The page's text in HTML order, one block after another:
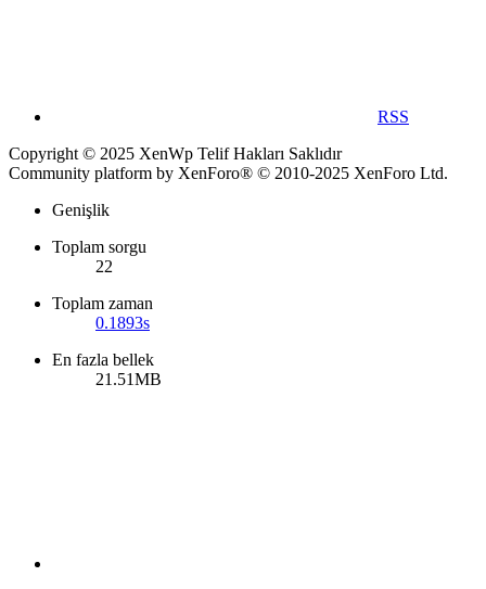
RSS
Copyright © 2025 XenWp Telif Hakları Saklıdır
Community platform by XenForo® © 2010-2025 XenForo Ltd.
Genişlik
Toplam sorgu
22
Toplam zaman
0.1893s
En fazla bellek
21.51MB